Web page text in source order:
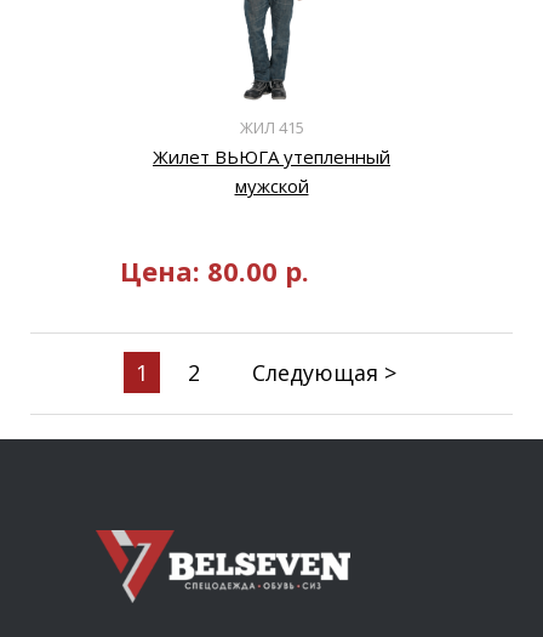
ЖИЛ 415
Жилет ВЬЮГА утепленный
мужской
Цена: 80.00 р.
1 2 Следующая >